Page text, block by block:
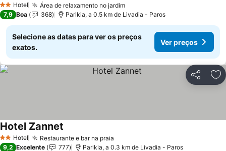
2 Estrelas
Hotel Área de relaxamento no jardimVer preços
7,9 Boa 368 Parikia, a 0.5 km de Livadia - Paros
Selecione as datas para ver os preços
exatos.
Ver preços
Partilhar
2 Estrelas
Hotel Restaurante e bar na praia
Hotel Zannet
9,2 Excelente 777 Parikia, a 0.3 km de Livadia - Paros